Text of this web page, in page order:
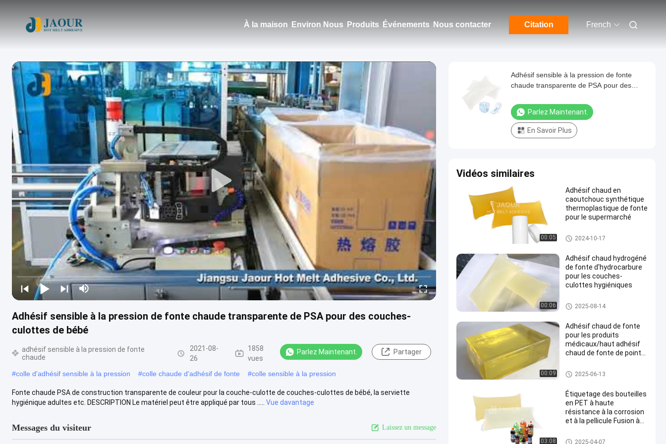
À la maison Environ Nous Produits Événements Nous contacter Citation French
Adhésif sensible à la pression de fonte chaude transparente de PSA pour des couches-
culottes de bébé
adhésif sensible à la pression de fonte
chaude
2021-08-
26
1858
vues
Parlez Maintenant. Partager
#colle d'adhésif sensible à la pression #colle chaude d'adhésif de fonte #colle sensible à la pression
Fonte chaude PSA de construction transparente de couleur pour la couche-culotte de couches-culottes de bébé, la serviette
hygiénique adultes etc. DESCRIPTION Le matériel peut être appliqué par tous .....
Vue davantage
Messages du visiteur Laissez un message
Adhésif sensible à la pression de fonte
chaude transparente de PSA pour des
Parlez Maintenant.
En Savoir Plus
Vidéos similaires
00:05
Adhésif chaud en
caoutchouc synthétique
thermoplastique de fonte
pour le supermarché
adhésif sensible à la pression
de fonte chaude
2024-10-17
00:06
Adhésif chaud hydrogéné
de fonte d'hydrocarbure
pour les couches-
culottes hygiéniques
adhésif chaud de fonte
2025-08-14
00:09
Adhésif chaud de fonte
pour les produits
médicaux/haut adhésif
chaud de fonte de pointe
Adhésif chaud de fonte pour le
s produits médicaux
2025-06-13
03:08
Étiquetage des bouteilles
en PET à haute
résistance à la corrosion
et à la pellicule Fusion à
humidification des
adhésif sensible à la pression
2025-04-07